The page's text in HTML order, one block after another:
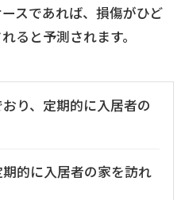
スであれば、損傷がひど
ると予測されます。
り、定期的に入居者の
的に入居者の家を訪れ